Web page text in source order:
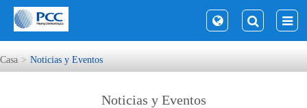
Casa Noticias y Eventos
Noticias y Eventos